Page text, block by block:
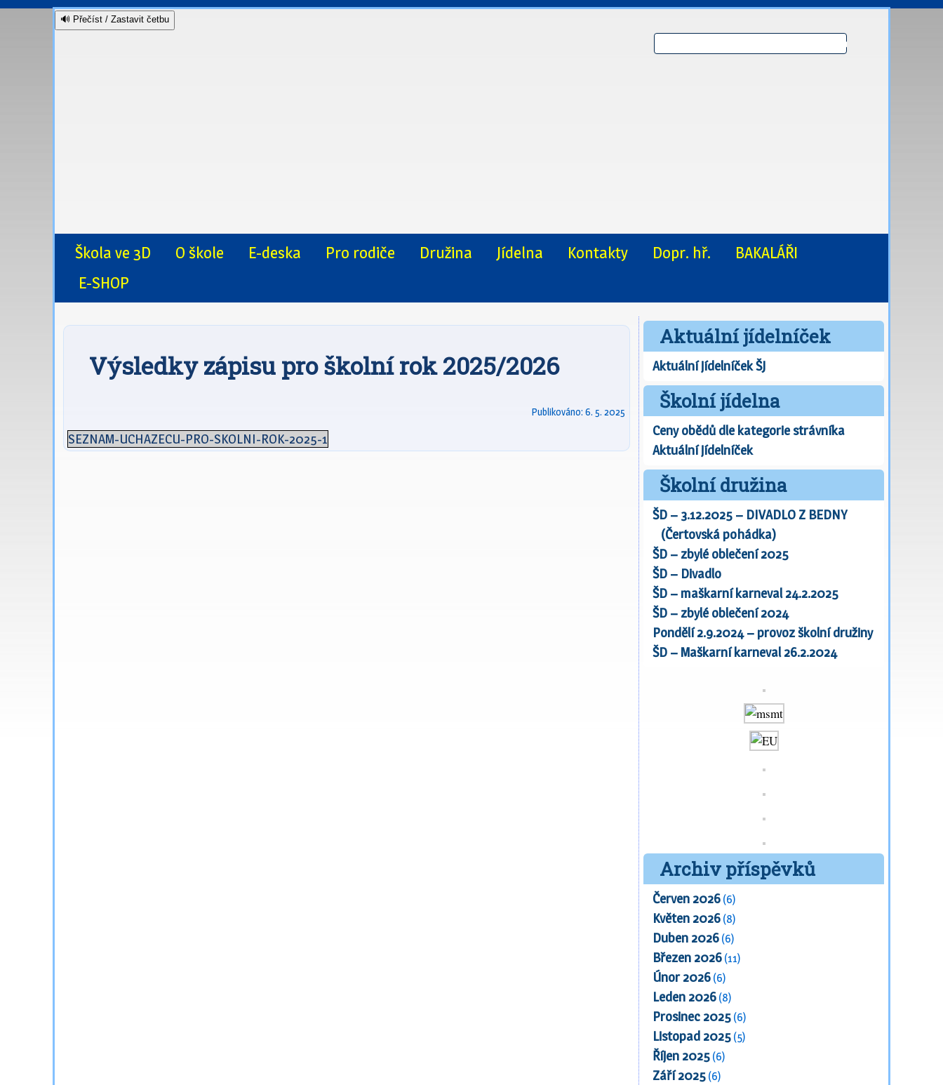
🔊 Přečíst / Zastavit četbu
Škola ve 3D O škole E-deska Pro rodiče Družina Jídelna Kontakty Dopr. hř.
BAKALÁŘI
E-SHOP
Výsledky zápisu pro školní rok 2025/2026
Publikováno: 6. 5. 2025
SEZNAM-UCHAZECU-PRO-SKOLNI-ROK-2025-1
Aktuální jídelníček
Aktuální jídelníček ŠJ
Školní jídelna
Ceny obědů dle kategorie strávníka
Aktuální jídelníček
Školní družina
ŠD – 3.12.2025 – DIVADLO Z BEDNY
(Čertovská pohádka)
ŠD – zbylé oblečení 2025
ŠD – Divadlo
ŠD – maškarní karneval 24.2.2025
ŠD – zbylé oblečení 2024
Pondělí 2.9.2024 – provoz školní družiny
ŠD – Maškarní karneval 26.2.2024
Archiv příspěvků
Červen 2026 (6)
Květen 2026 (8)
Duben 2026 (6)
Březen 2026 (11)
Únor 2026 (6)
Leden 2026 (8)
Prosinec 2025 (6)
Listopad 2025 (5)
Říjen 2025 (6)
Září 2025 (6)